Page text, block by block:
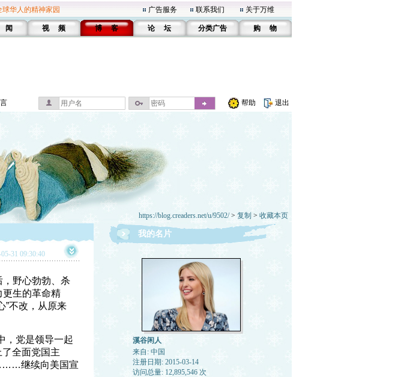
华人的精神家园 广告服务 联系我们 关于万维
闻 视 频 博 客 论 坛 分类广告 购 物
帮助 退出
https://blog.creaders.net/u/9502/> 复制 > 收藏本页
31 09:30:40
野心勃勃、杀
生的革命精
不改，从原来
，党是领导一起
了全面党国主
继续向美国宣
我的名片
溪谷闲人
来自: 中国
注册日期: 2015-03-14
访问总量: 12,895,546 次